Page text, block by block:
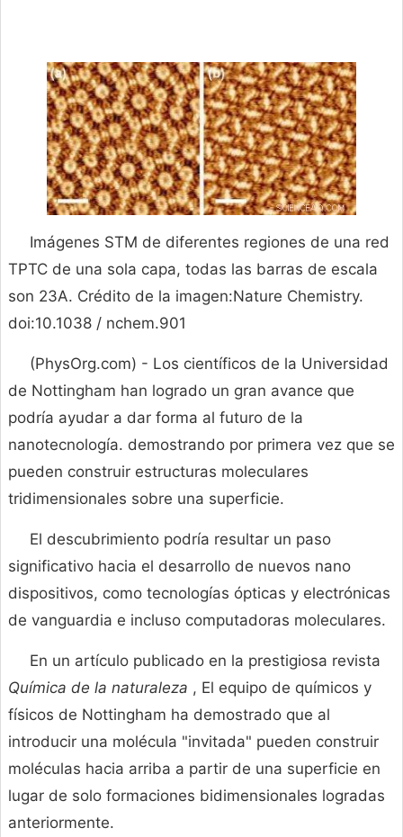
Imágenes STM de diferentes regiones de una red
TPTC de una sola capa, todas las barras de escala
son 23A. Crédito de la imagen:Nature Chemistry.
doi:10.1038 / nchem.901
(PhysOrg.com) - Los científicos de la Universidad
de Nottingham han logrado un gran avance que
podría ayudar a dar forma al futuro de la
nanotecnología. demostrando por primera vez que se
pueden construir estructuras moleculares
tridimensionales sobre una superficie.
El descubrimiento podría resultar un paso
significativo hacia el desarrollo de nuevos nano
dispositivos, como tecnologías ópticas y electrónicas
de vanguardia e incluso computadoras moleculares.
En un artículo publicado en la prestigiosa revista
Química de la naturaleza , El equipo de químicos y
físicos de Nottingham ha demostrado que al
introducir una molécula "invitada" pueden construir
moléculas hacia arriba a partir de una superficie en
lugar de solo formaciones bidimensionales logradas
anteriormente.